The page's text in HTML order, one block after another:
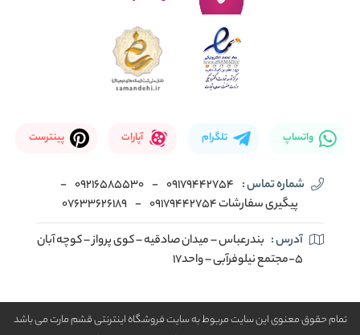
واتساپ تلگرام آپارات پینترست
شماره تماس : 09179442754
-
09216585530
-
پیگیری سفارشات 09179442754
-
07633626189
آدرس : بندرعباس – میدان صادقیه – کوی پرواز – کوچه آبان
5-مجتمع نیلوفرآبی – واحد17
تمام حقوق معنوی این سایت مربوط به سایت فروشگاه اینترنتی قشم مارت می باشد